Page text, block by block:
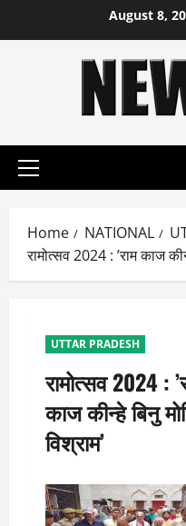
August 8,
Primary
Home NATIONAL
रामोत्सव 2024 : ’राम काज
UTTAR PRADESH
रामोत्सव 2024 :
काज कीन्हे बिनु
विश्राम’